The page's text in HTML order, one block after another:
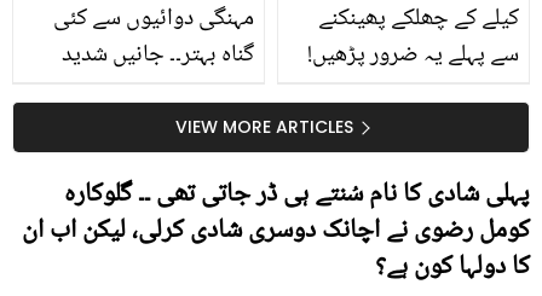
مہنگی دوائیوں سے کئی
گناہ بہتر۔۔ جانیں شدید
گرمی کے موسم میں آڑو
کیوں کھانا چاہیے؟
کیلے کے چھلکے پھینکنے
سے پہلے یہ ضرور پڑھیں!
جلد کے 3 بڑے مسائل کا
سستا اور قدرتی حلVIEW MORE ARTICLES
پہلی شادی کا نام سُنتے ہی ڈر جاتی تھی ۔۔ گلوکارہ
کومل رضوی نے اچانک دوسری شادی کرلی، لیکن اب ان
کا دولہا کون ہے؟